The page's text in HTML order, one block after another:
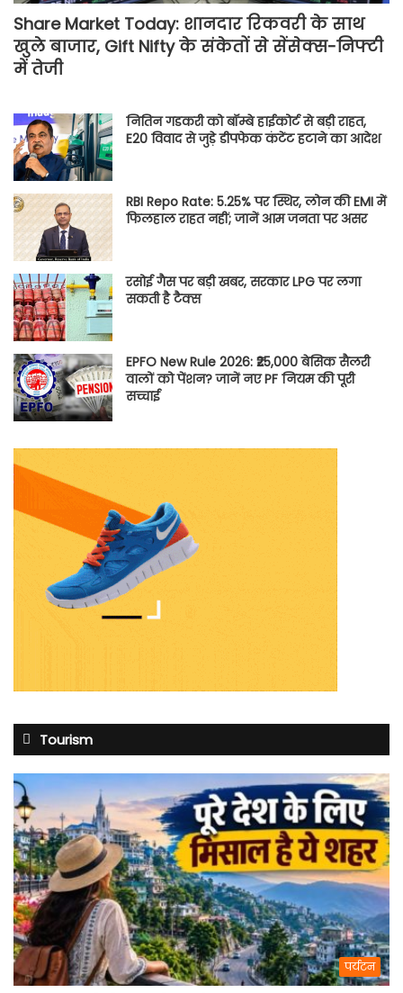
Share Market Today: शानदार रिकवरी के साथ
खुले बाजार, Gift Nifty के संकेतों से सेंसेक्स-निफ्टी
में तेजी
नितिन गडकरी को बॉम्बे हाईकोर्ट से बड़ी राहत,
E20 विवाद से जुड़े डीपफेक कंटेंट हटाने का आदेश
RBI Repo Rate: 5.25% पर स्थिर, लोन की EMI में
फिलहाल राहत नहीं; जानें आम जनता पर असर
रसोई गैस पर बड़ी खबर, सरकार LPG पर लगा
सकती है टैक्स
EPFO New Rule 2026: ₹25,000 बेसिक सैलरी
वालों को पेंशन? जानें नए PF नियम की पूरी
सच्चाई
Tourism
पर्यटन